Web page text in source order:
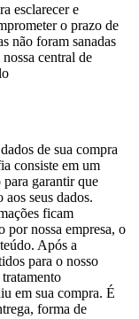
esclarecer e
o prazo de
não foram sanadas
central de
de sua compra
consiste em um
garantir que
seus dados.
ficam
por nossa empresa, o
Após a
para o nosso
em sua compra. É
forma de